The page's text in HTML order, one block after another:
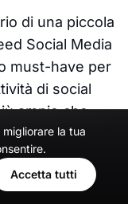
di una piccola
Social Media
must-have per
di social
ampio che
la tua
Accetta tutti